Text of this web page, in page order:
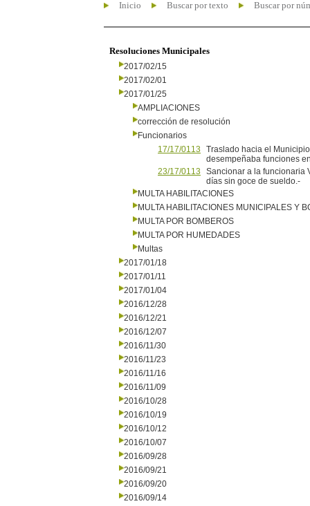
Inicio Buscar por texto Buscar por
Resoluciones Municipales
2017/02/15
2017/02/01
2017/01/25
AMPLIACIONES
corrección de resolución
Funcionarios
17/17/0113
Traslado hacia el
desempeñaba funciones
23/17/0113
Sancionar a la funcionaria
días sin goce de sueldo.-
MULTA HABILITACIONES
MULTA HABILITACIONES MUNICIPALES Y
MULTA POR BOMBEROS
MULTA POR HUMEDADES
Multas
2017/01/18
2017/01/11
2017/01/04
2016/12/28
2016/12/21
2016/12/07
2016/11/30
2016/11/23
2016/11/16
2016/11/09
2016/10/28
2016/10/19
2016/10/12
2016/10/07
2016/09/28
2016/09/21
2016/09/20
2016/09/14